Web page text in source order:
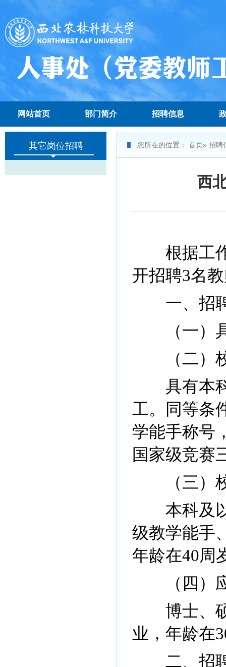
网站首页 部门简介 招聘信息
其它岗位招聘 您所在的位置： 首页» 招聘
西
根据工作
开招聘3名
一、招
（一）具
（二）
具有本科
工。同等条
学能手称号
国家级竞赛
（三）
本科及以
级教学能手
年龄在40周
（四）应
博士、硕
业，年龄在
二、招